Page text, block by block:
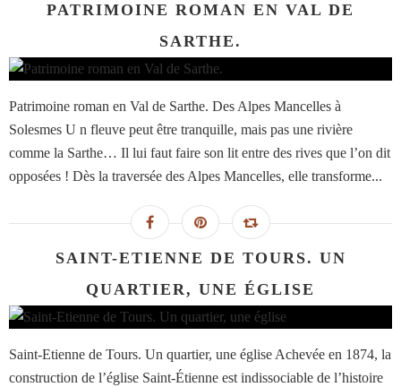
PATRIMOINE ROMAN EN VAL DE
SARTHE.
Patrimoine roman en Val de Sarthe. Des Alpes Mancelles à
Solesmes U n fleuve peut être tranquille, mais pas une rivière
comme la Sarthe… Il lui faut faire son lit entre des rives que l’on dit
opposées ! Dès la traversée des Alpes Mancelles, elle transforme...
SAINT-ETIENNE DE TOURS. UN
QUARTIER, UNE ÉGLISE
Saint-Etienne de Tours. Un quartier, une église Achevée en 1874, la
construction de l’église Saint-Étienne est indissociable de l’histoire